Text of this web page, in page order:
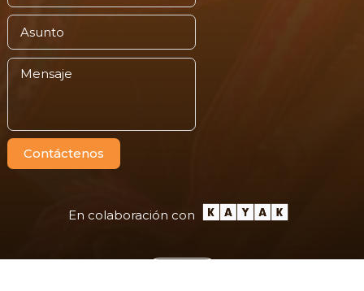
Contáctenos
En colaboración con